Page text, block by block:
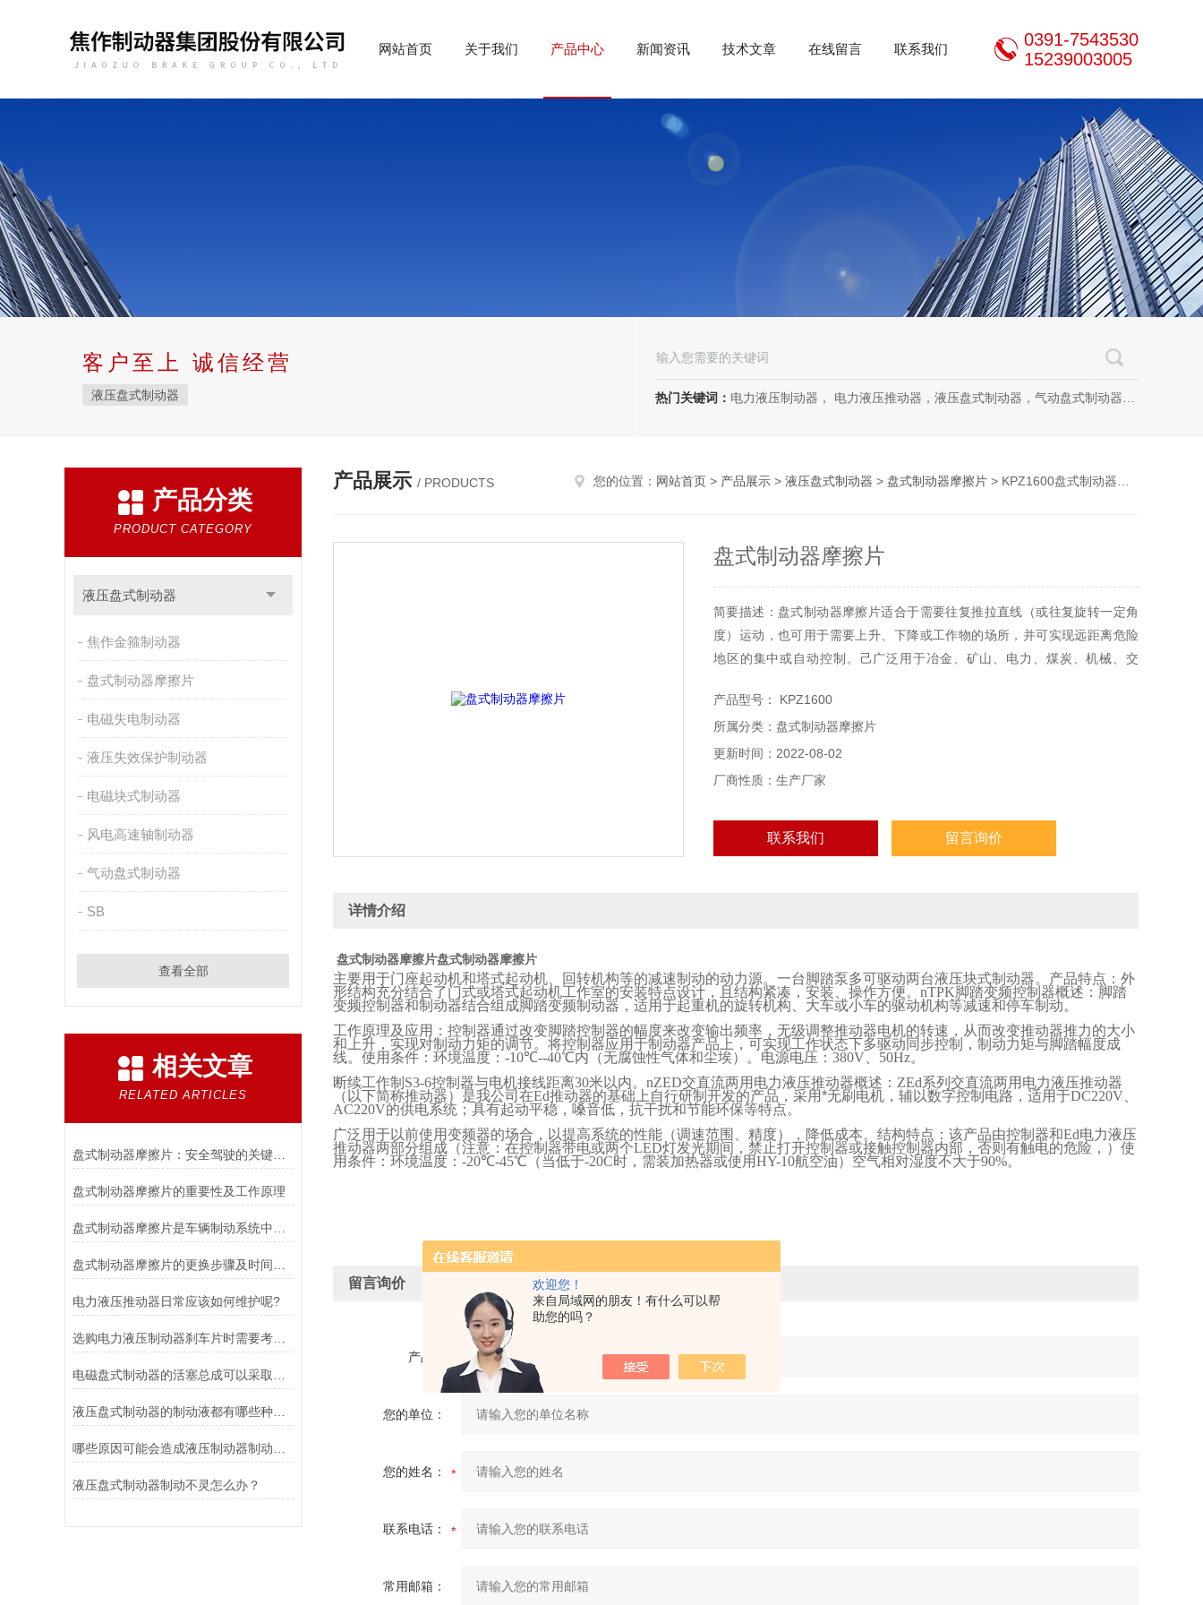
欢迎您！
来自局域网的朋友！有什么可以帮
助您的吗？
网站首页 关于我们 产品中心 新闻资讯 技术文章 在线留言 联系我们
0391-7543530
15239003005
客户至上 诚信经营
液压盘式制动器 热门关键词： 电力液压制动器， 电力液压推动器，液压盘式制动器，气动盘式制动器，刹车片，焦作制动器股份有限公司，焦作金箍制动器，焦作金箍临瑞制动器股份有限公司
产品分类
PRODUCT CATEGORY
液压盘式制动器
焦作金箍制动器
盘式制动器摩擦片
电磁失电制动器
液压失效保护制动器
电磁块式制动器
风电高速轴制动器
气动盘式制动器
SB
查看全部
相关文章
RELATED ARTICLES
盘式制动器摩擦片：安全驾驶的关键组件
盘式制动器摩擦片的重要性及工作原理
电力液压推动器日常应该如何维护呢?
选购电力液压制动器刹车片时需要考虑的问题有哪些？
液压盘式制动器的制动液都有哪些种类？
液压盘式制动器制动不灵怎么办？
产品展示 / PRODUCTS 您的位置： 网站首页 > 产品展示 > 液压盘式制动器 > 盘式制动器摩擦片 > KPZ1600盘式制动器摩擦片
盘式制动器摩擦片
简要描述：盘式制动器摩擦片适合于需要往复推拉直线（或往复旋转一定角
度）运动，也可用于需要上升、下降或工作物的场所，并可实现远距离危险
地区的集中或自动控制。己广泛用于冶金、矿山、电力、煤炭、机械、交
工作原理：电液推杆是一种机、电、液一体化的新型柔性传动机构，它以执
行机构（油缸）、控制机构（液压控制阀组）和动力源（油泵电机等）组
成。
根据现场安装
产品型号： KPZ1600
所属分类：盘式制动器摩擦片
更新时间：2022-08-02
厂商性质：生产厂家
联系我们 留言询价
详情介绍
盘式制动器摩擦片盘式制动器摩擦片
主要用于门座起动机和塔式起动机、回转机构等的减速制动的动力源。一台脚踏泵多可驱动两台液压块式制动器。产品特点：外
形结构充分结合了门式或塔式起动机工作室的安装特点设计，且结构紧凑，安装、操作方便。 nTPK脚踏变频控制器概述：脚踏
变频控制器和制动器结合组成脚踏变频制动器，适用于起重机的旋转机构、大车或小车的驱动机构等减速和停车制动。
工作原理及应用：控制器通过改变脚踏控制器的幅度来改变输出频率，无级调整推动器电机的转速，从而改变推动器推力的大小
和上升，实现对制动力矩的调节。将控制器应用于制动器产品上，可实现工作状态下多驱动同步控制，制动力矩与脚踏幅度成
线。使用条件：环境温度： -10℃--40℃内（无腐蚀性气体和尘埃）。电源电压： 380V 50Hz。
断续工作制 S3-6控制器与电机接线距离30米以内。 nZED交直流两用电力液压推动器概述： ZEd系列交直流两用电力液压推动器
（以下简称推动器）是我公司在Ed推动器的基础上自行研制开发的产品，采用*无刷电机，辅以数字控制电路，适用于DC220V
AC220V的供电系统；具有起动平稳，嗓音低，抗干扰和节能环保等特点。
广泛用于以前使用变频器的场合，以提高系统的性能（调速范围、精度），降低成本。结构特点：该产品由控制器和Ed电力液压
推动器两部分组成（注意：在控制器带电或两个LED灯发光期间，禁止打开控制器或接触控制器内部，否则有触电的危险，）使
用条件：环境温度： -20℃-45℃（当低于-20C时，需装加热器或使用HY-10航空油）空气相对湿度不大于90%。
留言询价
产品：
您的单位：
您的姓名：
联系电话：
常用邮箱：